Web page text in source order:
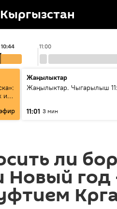
Кыргызстан
11:00
10:44
и
Жаңылыктар
Жаңылыктар. Чыгарылыш
11:01 3 мин
ли
Новый